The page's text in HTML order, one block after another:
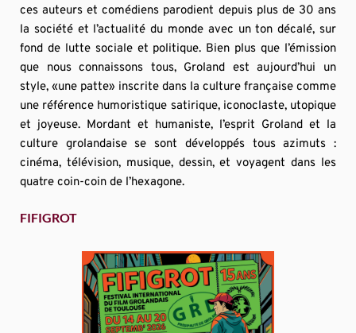
ces auteurs et comédiens parodient depuis plus de 30 ans
la société et l’actualité du monde avec un ton décalé, sur
fond de lutte sociale et politique. Bien plus que l’émission
que nous connaissons tous, Groland est aujourd’hui un
style, «une patte» inscrite dans la culture française comme
une référence humoristique satirique, iconoclaste, utopique
et joyeuse. Mordant et humaniste, l’esprit Groland et la
culture grolandaise se sont développés tous azimuts :
cinéma, télévision, musique, dessin, et voyagent dans les
quatre coin-coin de l’hexagone.
FIFIGROT